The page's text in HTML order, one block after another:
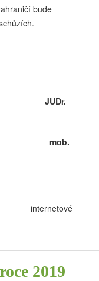
bude
internetové
2019